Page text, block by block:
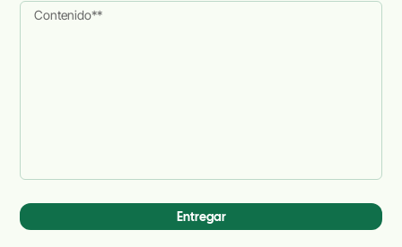
Entregar